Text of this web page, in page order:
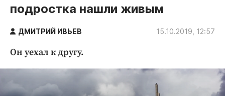
Статьи
Народные новости
Благоустройство
Криминал
Культура
подростка нашли живым
ДМИТРИЙ ИВЬЕВ 15.10.2019, 12:57
Он уехал к другу.